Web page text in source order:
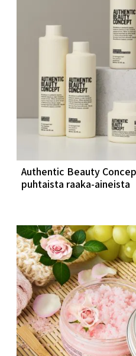
Authentic Beauty
puhtaista raaka-aineista